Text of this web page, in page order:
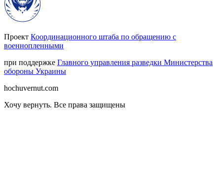
Проект Координационного штаба по обращению с
военнопленными
при поддержке Главного управления разведки Министерства
обороны Украины
hochuvernut.com
Хочу вернуть. Все права защищены